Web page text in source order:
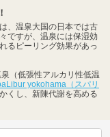
、温泉大国の日本では古
ですが、温泉には保湿効
るピーリング効果があっ
（低張性アルカリ性低温
yokohama（スパリ
くし、新陳代謝を高める